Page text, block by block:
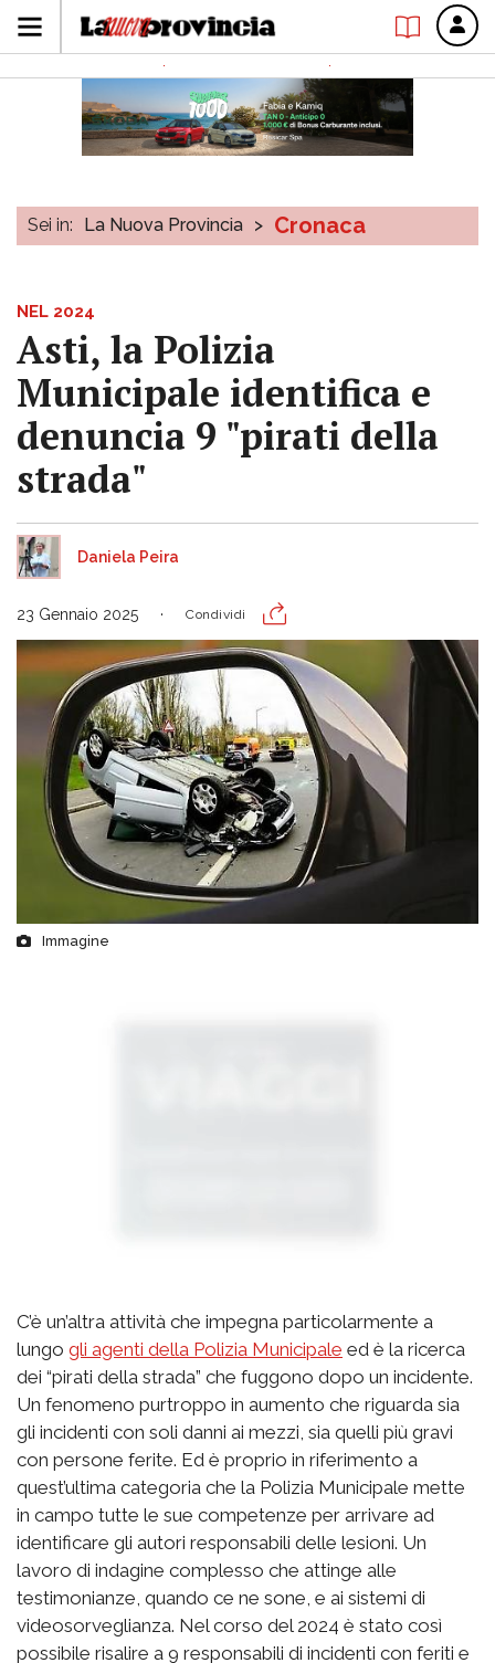
Sei in: La Nuova Provincia > Cronaca
NEL 2024
Asti, la Polizia
Municipale identifica e
denuncia 9 "pirati della
strada"
Daniela Peira
23 Gennaio 2025 Condividi
Immagine
C’è un’altra attività che impegna particolarmente a
lungo gli agenti della Polizia Municipale ed è la ricerca
dei “pirati della strada” che fuggono dopo un incidente.
Un fenomeno purtroppo in aumento che riguarda sia
gli incidenti con soli danni ai mezzi, sia quelli più gravi
con persone ferite. Ed è proprio in riferimento a
quest’ultima categoria che la Polizia Municipale mette
in campo tutte le sue competenze per arrivare ad
identificare gli autori responsabili delle lesioni. Un
lavoro di indagine complesso che attinge alle
testimonianze, quando ce ne sone, e ai sistemi di
videosorveglianza. Nel corso del 2024 è stato così
possibile risalire a 9 responsabili di incidenti con feriti e